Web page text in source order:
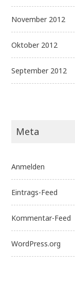
November 2012
Oktober 2012
September 2012
Meta
Anmelden
Eintrags-Feed
Kommentar-Feed
WordPress.org